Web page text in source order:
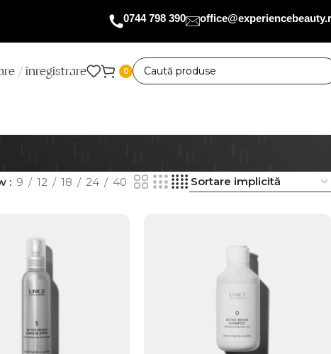
0744 798 390
/ înregistrare 0
9 12 18 24 40